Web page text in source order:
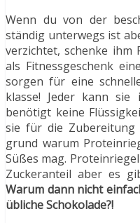
Wenn du von der
ständig unterwegs ist
verzichtet, schenke ihm
als Fitnessgeschenk
sorgen für eine
klasse! Jeder kann
benötigt keine
sie für die Zubereitung
grund warum
Süßes mag.
Zuckeranteil aber es
Warum dann nicht
übliche Schokolade?!